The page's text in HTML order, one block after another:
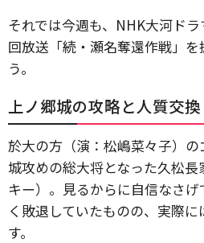
それでは今週も、NHK大河ド
回放送「続・瀬名奪還作戦」を
う。
上ノ郷城の攻略と人質交換
於大の方（演：松嶋菜々子）
城攻めの総大将となった久松
キー）。見るからに自信なさ
く敗退していたものの、実際
す。